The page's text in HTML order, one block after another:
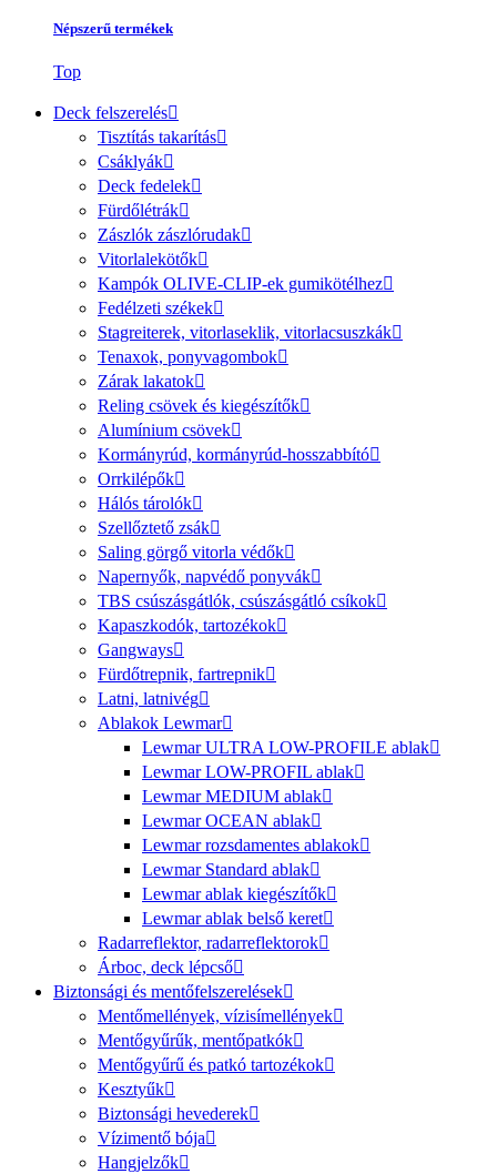
Népszerű termékek
Top
Deck felszerelés
Tisztítás takarítás
Csáklyák
Deck fedelek
Fürdőlétrák
Zászlók zászlórudak
Vitorlalekötők
Kampók OLIVE-CLIP-ek gumikötélhez
Fedélzeti székek
Stagreiterek, vitorlaseklik, vitorlacsuszkák
Tenaxok, ponyvagombok
Zárak lakatok
Reling csövek és kiegészítők
Alumínium csövek
Kormányrúd, kormányrúd-hosszabbító
Orrkilépők
Hálós tárolók
Szellőztető zsák
Saling görgő vitorla védők
Napernyők, napvédő ponyvák
TBS csúszásgátlók, csúszásgátló csíkok
Kapaszkodók, tartozékok
Gangways
Fürdőtrepnik, fartrepnik
Latni, latnivég
Ablakok Lewmar
Lewmar ULTRA LOW-PROFILE ablak
Lewmar LOW-PROFIL ablak
Lewmar MEDIUM ablak
Lewmar OCEAN ablak
Lewmar rozsdamentes ablakok
Lewmar Standard ablak
Lewmar ablak kiegészítők
Lewmar ablak belső keret
Radarreflektor, radarreflektorok
Árboc, deck lépcső
Biztonsági és mentőfelszerelések
Mentőmellények, vízisímellények
Mentőgyűrűk, mentőpatkók
Mentőgyűrű és patkó tartozékok
Kesztyűk
Biztonsági hevederek
Vízimentő bója
Hangjelzők